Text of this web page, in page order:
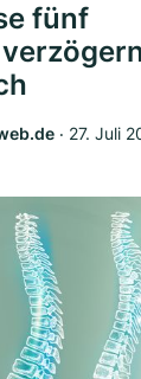
fünf
‧ 27. Juli